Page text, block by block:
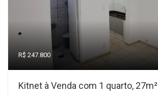
R$ 247.800
Kitnet à Venda com 1 quarto, 27m²